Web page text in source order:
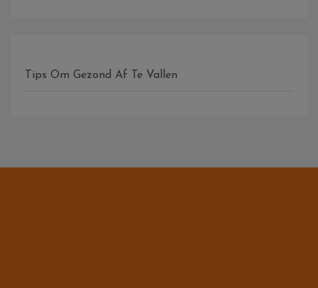
Tips Om Gezond Af Te Vallen